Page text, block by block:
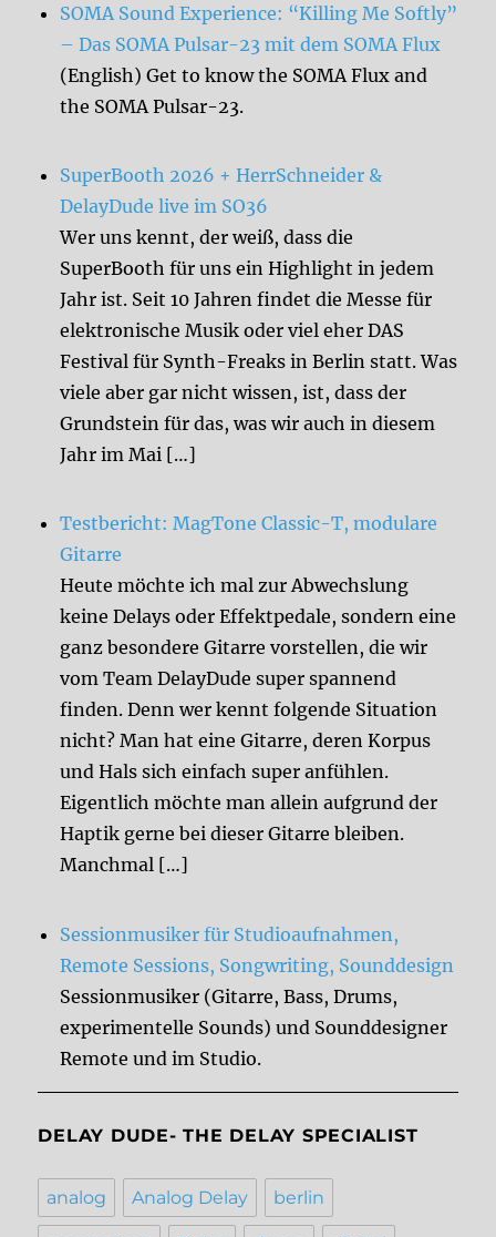
SOMA Sound Experience: “Killing Me Softly”
– Das SOMA Pulsar-23 mit dem SOMA Flux
(English) Get to know the SOMA Flux and
the SOMA Pulsar-23.
SuperBooth 2026 + HerrSchneider &
DelayDude live im SO36
Wer uns kennt, der weiß, dass die
SuperBooth für uns ein Highlight in jedem
Jahr ist. Seit 10 Jahren findet die Messe für
elektronische Musik oder viel eher DAS
Festival für Synth-Freaks in Berlin statt. Was
viele aber gar nicht wissen, ist, dass der
Grundstein für das, was wir auch in diesem
Jahr im Mai […]
Testbericht: MagTone Classic-T, modulare
Gitarre
Heute möchte ich mal zur Abwechslung
keine Delays oder Effektpedale, sondern eine
ganz besondere Gitarre vorstellen, die wir
vom Team DelayDude super spannend
finden. Denn wer kennt folgende Situation
nicht? Man hat eine Gitarre, deren Korpus
und Hals sich einfach super anfühlen.
Eigentlich möchte man allein aufgrund der
Haptik gerne bei dieser Gitarre bleiben.
Manchmal […]
Sessionmusiker für Studioaufnahmen,
Remote Sessions, Songwriting, Sounddesign
Sessionmusiker (Gitarre, Bass, Drums,
experimentelle Sounds) und Sounddesigner
Remote und im Studio.
DELAY DUDE- THE DELAY SPECIALIST
analog Analog Delay berlin